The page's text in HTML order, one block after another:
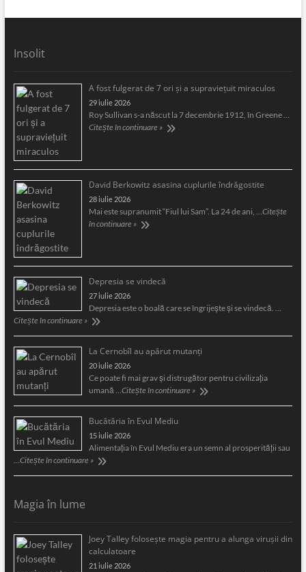
Insolit
A fost fulgerat de 7 ori şi a supravieţuit miraculos
29 iulie 2026
Roy Sullivan s-a născut la 7 decembrie 1912, în Greene …
Citește în continuare »
David Berkowitz asasina cuplurile îndrăgostite
28 iulie 2026
Mai este supranumit “Fiul lui Sam”. La 24 de ani, …Citește
în continuare »
Depresia se vindecă
27 iulie 2026
Depresia este o boală care se îngrijeşte şi se vindecă. …
Citește în continuare »
La Cernobîl au apărut mutanți
20 iulie 2026
Ce poate fi mai grav și distrugător pentru civilizația
umană …Citește în continuare »
Bucătăria în Evul Mediu
15 iulie 2026
Alimentaţia în Evul Mediu era un semn al prosperităţii sau
…Citește în continuare »
Magia în lume
Joey Talley foloseşte magia pentru a alunga viruşii din
calculatoare
21 iulie 2026